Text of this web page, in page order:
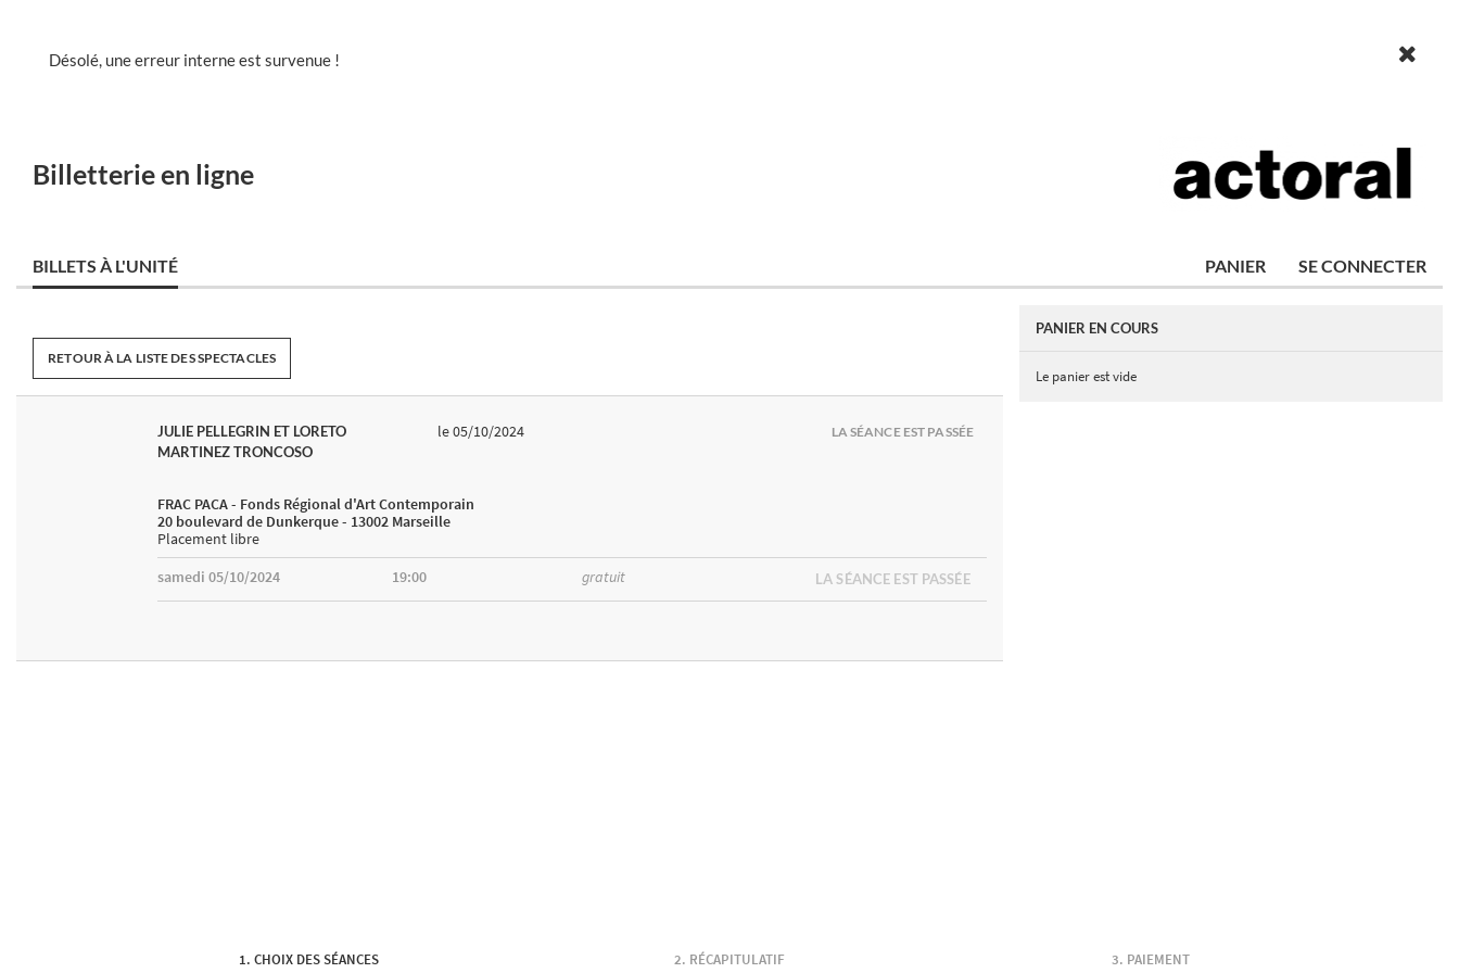
Désolé, une erreur interne est survenue !
Billetterie en ligne
BILLETS À L'UNITÉ PANIER SE CONNECTER
RETOUR À LA LISTE DES SPECTACLES
JULIE PELLEGRIN ET LORETO
MARTINEZ TRONCOSO
le 05/10/2024 LA SÉANCE EST PASSÉE
FRAC PACA - Fonds Régional d'Art Contemporain
20 boulevard de Dunkerque - 13002 Marseille
Placement libre
samedi 05/10/2024
19:00 gratuit LA SÉANCE EST PASSÉE
PANIER EN COURS
Le panier est vide
CHOIX DES SÉANCES RÉCAPITULATIF PAIEMENT